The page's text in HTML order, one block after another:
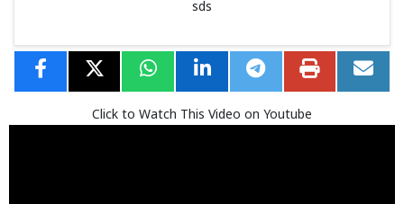
sds
Click to Watch This Video on Youtube